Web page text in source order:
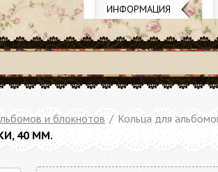
ИНФОРМАЦИЯ
и блокнотов / Кольца для
40 ММ.